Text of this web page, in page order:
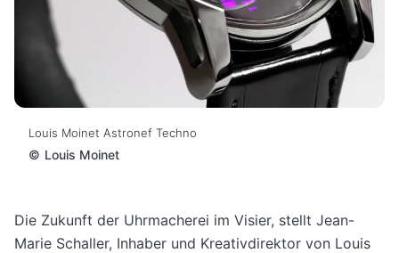
Louis Moinet Astronef Techno
© Louis Moinet
Die Zukunft der Uhrmacherei im Visier, stellt Jean-
Marie Schaller, Inhaber und Kreativdirektor von Louis